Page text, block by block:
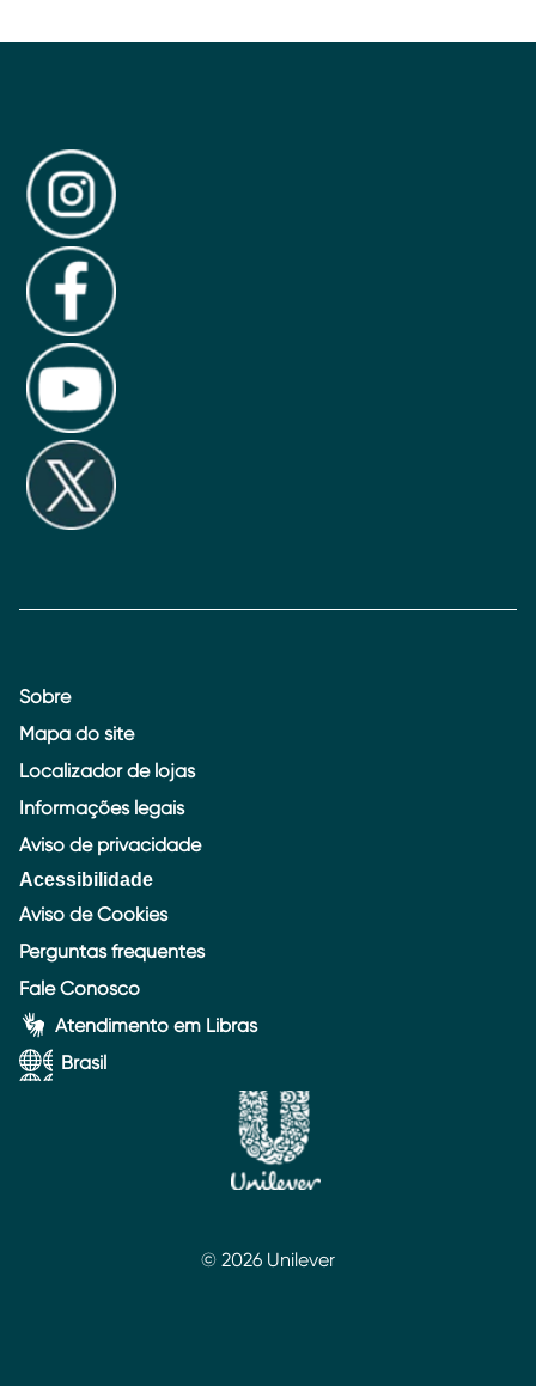
Sobre
Mapa do site
Localizador de lojas
Informações legais
Aviso de privacidade
Acessibilidade
Aviso de Cookies
Perguntas frequentes
Fale Conosco
Atendimento em Libras
Brasil
© 2026 Unilever